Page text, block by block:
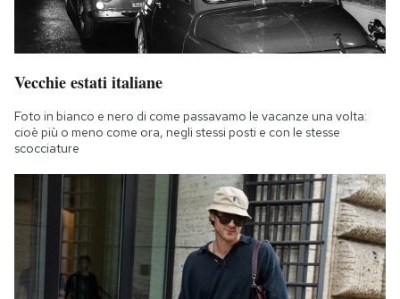
Vecchie estati italiane
Foto in bianco e nero di come passavamo le vacanze una volta:
cioè più o meno come ora, negli stessi posti e con le stesse
scocciature